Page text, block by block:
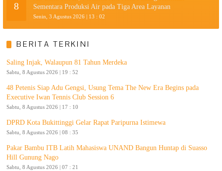
8
Sementara Produksi Air pada Tiga Area Layanan
Senin, 3 Agustus 2026 | 13 : 02
BERITA TERKINI
Saling Injak, Walaupun 81 Tahun Merdeka
Sabtu, 8 Agustus 2026 | 19 : 52
48 Petenis Siap Adu Gengsi, Usung Tema The New Era Begins pada
Executive Iwan Tennis Club Session 6
Sabtu, 8 Agustus 2026 | 17 : 10
DPRD Kota Bukittinggi Gelar Rapat Paripurna Istimewa
Sabtu, 8 Agustus 2026 | 08 : 35
Pakar Bambu ITB Latih Mahasiswa UNAND Bangun Huntap di Suasso
Hill Gunung Nago
Sabtu, 8 Agustus 2026 | 07 : 21